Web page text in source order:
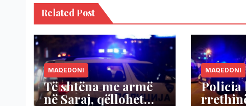
Related Post
MAQEDONI
Të shtëna me armë
në Saraj, qëllohet
MAQEDONI
Policia